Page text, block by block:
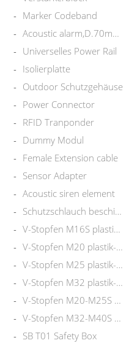
Marker Codeband
Acoustic alarm,D.70mm, 105 dBA
Universelles Power Rail
Isolierplatte
Outdoor Schutzgehäuse
Power Connector
RFID Tranponder
Dummy Modul
Female Extension cable
Sensor Adapter
Acoustic siren element
Schutzschlauch beschichtet
V-Stopfen M16S plastik-plastik
V-Stopfen M20 plastik-plastik
V-Stopfen M25 plastik-plastik
V-Stopfen M32 plastik-plastik
V-Stopfen M20-M25S plast.-met
V-Stopfen M32-M40S plast.-met
SB T01 Safety Box